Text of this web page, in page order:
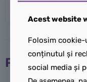
Produse
Acest website
Folosim
conținutul și
social media și